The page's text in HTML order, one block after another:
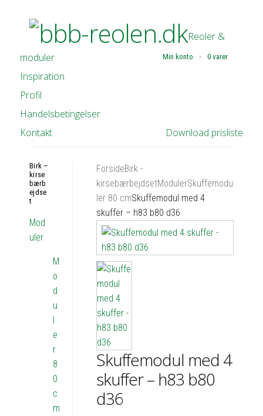
Min konto 0 varer
Reoler &
moduler
Inspiration
Profil
Handelsbetingelser
Download prisliste
Kontakt
ForsideBirk -
kirsebærbejdsetModulerSkuffemodu
ler 80 cmSkuffemodul med 4
skuffer – h83 b80 d36
Skuffemodul med 4
skuffer – h83 b80
d36
Birk –
kirse
bærb
ejdse
t
Mod
uler
M
o
d
u
l
e
r
8
0
c
m